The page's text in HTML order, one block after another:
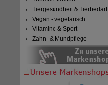
Tiergesundheit & Tierbedarf
Vegan - vegetarisch
Vitamine & Sport
Zahn- & Mundpflege